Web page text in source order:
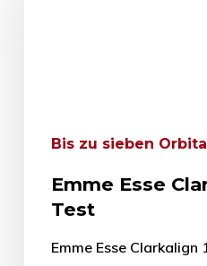
Bis zu sieben
Emme Esse
Test
Emme Esse Clarkalign